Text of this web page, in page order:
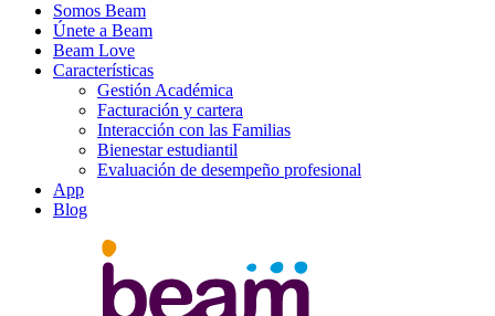
Somos Beam
Únete a Beam
Beam Love
Características
Gestión Académica
Facturación y cartera
Interacción con las Familias
Bienestar estudiantil
Evaluación de desempeño profesional
App
Blog